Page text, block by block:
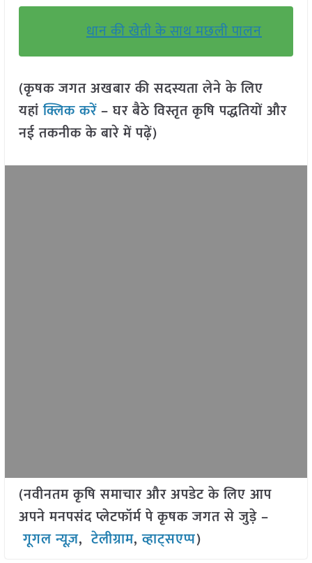
धान की खेती के साथ मछली पालन
(कृषक जगत अखबार की सदस्यता लेने के लिए
यहांक्लिक करें– घर बैठे विस्तृत कृषि पद्धतियों और
नई तकनीक के बारे में पढ़ें)
(नवीनतम कृषि समाचार और अपडेट के लिए आप
अपने मनपसंद प्लेटफॉर्म पे कृषक जगत से जुड़े –
गूगल न्यूज़,टेलीग्राम,व्हाट्सएप्प)